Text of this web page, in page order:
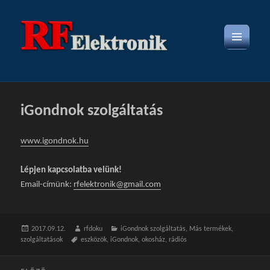
iGondnok szolgáltatás
www.igondnok.hu
Lépjen kapcsolatba velünk!
Email-címünk: rfelektronik@gmail.com
Közzétéve
2017.09.12. Szerző
rfdoku Kategória
iGondnok szolgáltatás, Más termékek,
szolgáltatások
Címke
eszközök, iGondnok,okosház,rádiós